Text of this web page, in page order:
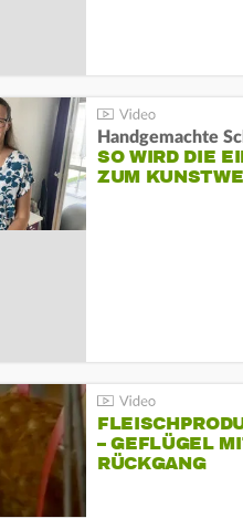
Handgemachte
SO WIRD DIE
ZUM
– GEFLÜGEL
ÜCKGANG